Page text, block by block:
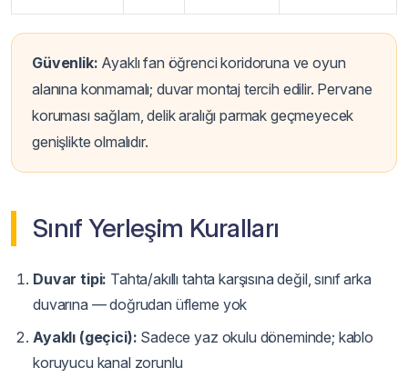
Güvenlik: Ayaklı fan öğrenci koridoruna ve oyun
alanına konmamalı; duvar montaj tercih edilir. Pervane
koruması sağlam, delik aralığı parmak geçmeyecek
genişlikte olmalıdır.
Sınıf Yerleşim Kuralları
Duvar tipi: Tahta/akıllı tahta karşısına değil, sınıf arka
duvarına — doğrudan üfleme yok
Ayaklı (geçici): Sadece yaz okulu döneminde; kablo
koruyucu kanal zorunlu